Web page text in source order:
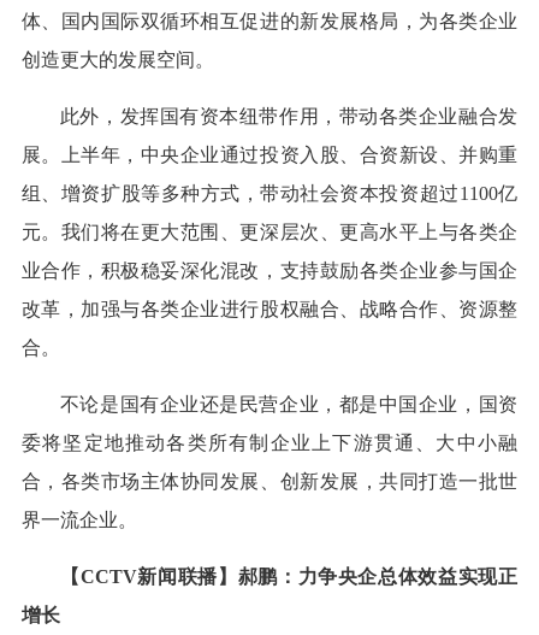
体、国内国际双循环相互促进的新发展格局，为各类企业
创造更大的发展空间。
此外，发挥国有资本纽带作用，带动各类企业融合发
展。上半年，中央企业通过投资入股、合资新设、并购重
组、增资扩股等多种方式，带动社会资本投资超过1100亿
元。我们将在更大范围、更深层次、更高水平上与各类企
业合作，积极稳妥深化混改，支持鼓励各类企业参与国企
改革，加强与各类企业进行股权融合、战略合作、资源整
合。
不论是国有企业还是民营企业，都是中国企业，国资
委将坚定地推动各类所有制企业上下游贯通、大中小融
合，各类市场主体协同发展、创新发展，共同打造一批世
界一流企业。
【CCTV新闻联播】郝鹏：力争央企总体效益实现正
增长